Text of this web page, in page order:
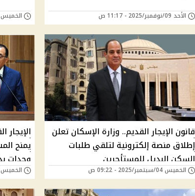
الأحد 09/نوفمبر/2025 - 11:17 ص الخميس 23/أكتوبر/2025 - 01:53 م
قانون الإيجار القديم.. وزارة الإسكان تعلن
إطلاق منصة إلكترونية لتلقي طلبات
السكن البديل للمستأجرين
الخميس 04/سبتمبر/2025 - 09:22 ص
يمنح
وحدات
الخميس 28/أغسطس/2025 - 05:49 م